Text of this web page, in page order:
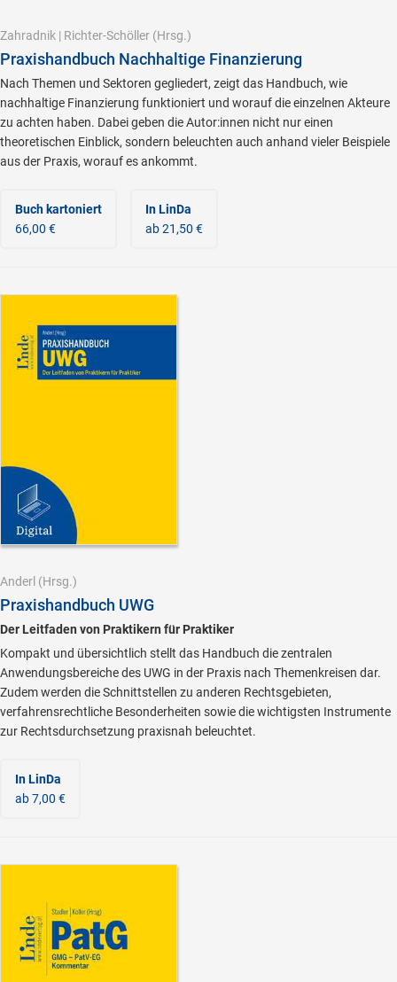
Zahradnik | Richter-Schöller (Hrsg.)
Praxishandbuch Nachhaltige Finanzierung
Nach Themen und Sektoren gegliedert, zeigt das Handbuch, wie
nachhaltige Finanzierung funktioniert und worauf die einzelnen Akteure
zu achten haben. Dabei geben die Autor:innen nicht nur einen
theoretischen Einblick, sondern beleuchten auch anhand vieler Beispiele
aus der Praxis, worauf es ankommt.
Buch kartoniert
66,00 €
In LinDa
ab 21,50 €
Anderl (Hrsg.)
Praxishandbuch UWG
Der Leitfaden von Praktikern für Praktiker
Kompakt und übersichtlich stellt das Handbuch die zentralen
Anwendungsbereiche des UWG in der Praxis nach Themenkreisen dar.
Zudem werden die Schnittstellen zu anderen Rechtsgebieten,
verfahrensrechtliche Besonderheiten sowie die wichtigsten Instrumente
zur Rechtsdurchsetzung praxisnah beleuchtet.
In LinDa
ab 7,00 €